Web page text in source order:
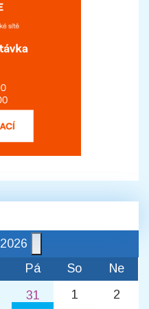
2026
Pá So
Ne
31
1 2